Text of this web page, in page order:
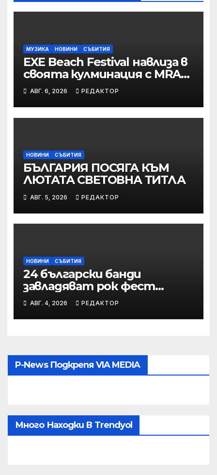
МУЗИКА НОВИНИ СЪБИТИЯ
EXE Beach Festival навлиза в
своята кулминация с MRAK,
Peggy Gou и Jamie Jones
АВГ. 6, 2026 РЕДАКТОР
НОВИНИ СЪБИТИЯ
БЪЛГАРИЯ ПОСЯГА КЪМ
ЛЮТАТА СВЕТОВНА ТИТЛА
АВГ. 5, 2026 РЕДАКТОР
НОВИНИ СЪБИТИЯ
24 български банди
завладяват рок фест
“Вълча пътека”
АВГ. 4, 2026 РЕДАКТОР
P-News Подкрепя VIA MEDIA
Много Находки В Trendyol